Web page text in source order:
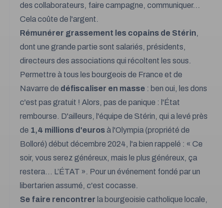
des collaborateurs, faire campagne, communiquer...
Cela coûte de l'argent.
Rémunérer grassement les copains de Stérin,
dont une grande partie sont salariés, présidents,
directeurs des associations qui récoltent les sous.
Permettre à tous les bourgeois de France et de
Navarre de défiscaliser en masse : ben oui, les dons
c'est pas gratuit ! Alors, pas de panique : l'État
rembourse. D'ailleurs, l'équipe de Stérin, qui a levé près
de 1,4 millions d'eurosà l'Olympia (propriété de
Bolloré) début décembre 2024, l'a bien rappelé : « Ce
soir, vous serez généreux, mais le plus généreux, ça
restera... L’ÉTAT ». Pour un événement fondé par un
libertarien assumé, c'est cocasse.
Se faire rencontrer la bourgeoisie catholique locale,